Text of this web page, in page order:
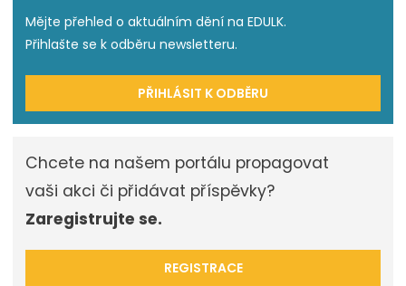
Mějte přehled o aktuálním dění na EDULK.
Přihlašte se k odběru newsletteru.
PŘIHLÁSIT K ODBĚRU
Chcete na našem portálu propagovat
vaši akci či přidávat příspěvky?
Zaregistrujte se.
REGISTRACE